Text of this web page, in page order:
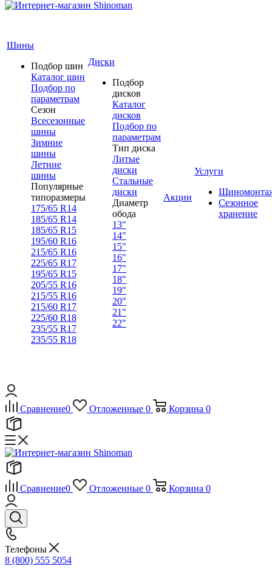
Шины
Подбор шин
Каталог шин
Подбор по
параметрам
Сезон
Всесезонные
шины
Зимние
шины
Летние
шины
Популярные
типоразмеры
175/65 R14
185/65 R14
185/65 R15
195/60 R16
215/65 R16
225/65 R17
195/65 R15
205/55 R16
215/55 R16
215/60 R17
225/60 R18
235/55 R17
235/55 R18
Диски
Подбор
дисков
Каталог
дисков
Подбор по
параметрам
Тип диска
Литые
диски
Стальные
диски
Диаметр
обода
13"
14"
15"
16"
17"
18"
19"
20"
21"
22"
Акции
Услуги
Сезонное
хранение
Сравнение0 Отложенные 0 Корзина 0
Сравнение0 Отложенные 0 Корзина 0
Телефоны
8 (800) 555 5054